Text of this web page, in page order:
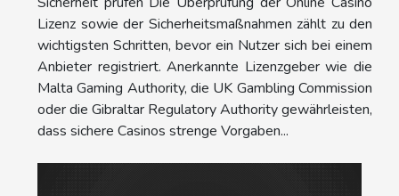
Lizenz sowie der Sicherheitsmaßnahmen zählt zu den
wichtigsten Schritten, bevor ein Nutzer sich bei einem
Anbieter registriert. Anerkannte Lizenzgeber wie die
Malta Gaming Authority, die UK Gambling Commission
oder die Gibraltar Regulatory Authority gewährleisten,
dass sichere Casinos strenge Vorgaben...